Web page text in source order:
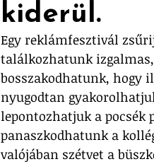
kiderül.
Egy reklámfesztivál
találkozhatunk
bosszakodhatunk, hogy
nyugodtan
lepontozhatjuk a
panaszkodhatunk a
valójában szétvet a